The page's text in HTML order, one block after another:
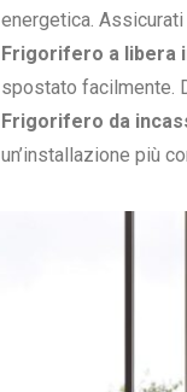
energetica.
Frigorifero a libera
spostato facilmente.
Frigorifero da
un’installazione più